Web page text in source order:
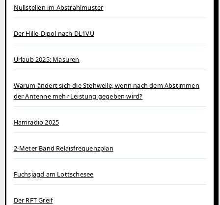
Nullstellen im Abstrahlmuster
Der Hille-Dipol nach DL1VU
Urlaub 2025: Masuren
Warum ändert sich die Stehwelle, wenn nach dem Abstimmen
der Antenne mehr Leistung gegeben wird?
Hamradio 2025
2-Meter Band Relaisfrequenzplan
Fuchsjagd am Lottschesee
Der RFT Greif